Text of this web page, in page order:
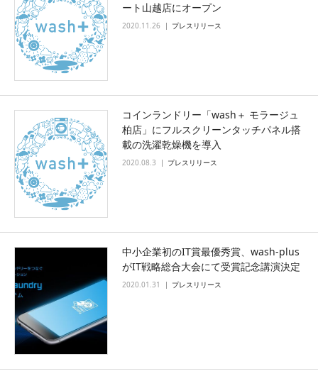
ート山越店にオープン
2020.11.26 プレスリリース
コインランドリー「wash＋ モラージュ
柏店」にフルスクリーンタッチパネル搭
載の洗濯乾燥機を導入
2020.08.3 プレスリリース
中小企業初のIT賞最優秀賞、wash-plus
がIT戦略総合大会にて受賞記念講演決定
2020.01.31 プレスリリース